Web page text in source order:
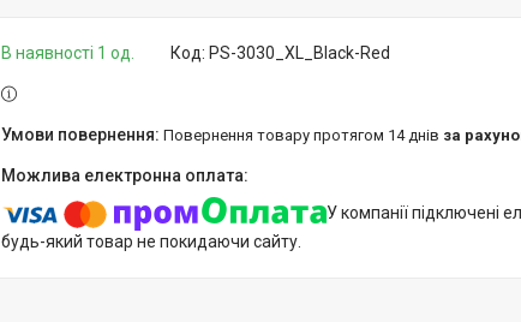
В наявності 1 од. Код: PS-3030_XL_Black-Red
повернення товару протягом 14 днів за
У компанії підключені
будь-який товар не покидаючи сайту.